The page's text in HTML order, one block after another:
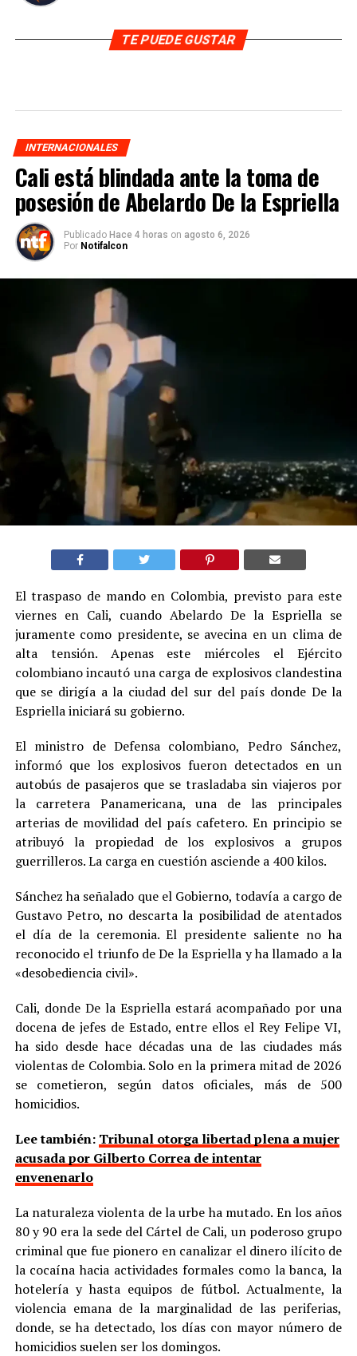
TE PUEDE GUSTAR
INTERNACIONALES
Cali está blindada ante la toma de
posesión de Abelardo De la Espriella
Publicado Hace 4 horas on agosto 6, 2026
Por Notifalcon
El traspaso de mando en Colombia, previsto para este
viernes en Cali, cuando Abelardo De la Espriella se
juramente como presidente, se avecina en un clima de
alta tensión. Apenas este miércoles el Ejército
colombiano incautó una carga de explosivos clandestina
que se dirigía a la ciudad del sur del país donde De la
Espriella iniciará su gobierno.
El ministro de Defensa colombiano, Pedro Sánchez,
informó que los explosivos fueron detectados en un
autobús de pasajeros que se trasladaba sin viajeros por
la carretera Panamericana, una de las principales
arterias de movilidad del país cafetero. En principio se
atribuyó la propiedad de los explosivos a grupos
guerrilleros. La carga en cuestión asciende a 400 kilos.
Sánchez ha señalado que el Gobierno, todavía a cargo de
Gustavo Petro, no descarta la posibilidad de atentados
el día de la ceremonia. El presidente saliente no ha
reconocido el triunfo de De la Espriella y ha llamado a la
«desobediencia civil».
Cali, donde De la Espriella estará acompañado por una
docena de jefes de Estado, entre ellos el Rey Felipe VI,
ha sido desde hace décadas una de las ciudades más
violentas de Colombia. Solo en la primera mitad de 2026
se cometieron, según datos oficiales, más de 500
homicidios.
Lee también: Tribunal otorga libertad plena a mujer
acusada por Gilberto Correa de intentar
envenenarlo
La naturaleza violenta de la urbe ha mutado. En los años
80 y 90 era la sede del Cártel de Cali, un poderoso grupo
criminal que fue pionero en canalizar el dinero ilícito de
la cocaína hacia actividades formales como la banca, la
hotelería y hasta equipos de fútbol. Actualmente, la
violencia emana de la marginalidad de las periferias,
donde, se ha detectado, los días con mayor número de
homicidios suelen ser los domingos.